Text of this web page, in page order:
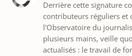
Derrière cette signature
contributeurs réguliers et
l'Observatoire du
plusieurs mains, veille
actualisés : le travail de